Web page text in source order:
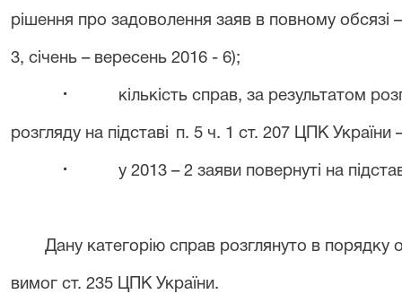
рішення про задоволення заяв в повному обсязі
3, січень – вересень 2016 - 6);
· кількість справ, за результатом
розгляду на підставі п. 5 ч. 1 ст. 207 ЦПК України
· у 2013 – 2 заяви повернуті на
Дану категорію справ розглянуто в
вимог ст. 235 ЦПК України.